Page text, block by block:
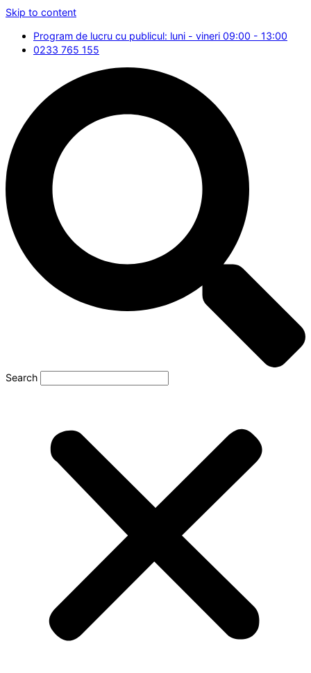
Skip to content
Program de lucru cu publicul: luni - vineri 09:00 - 13:00
0233 765 155
Search